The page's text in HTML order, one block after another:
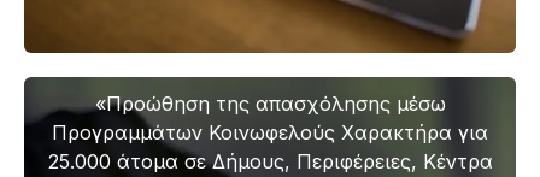
«Προώθηση της απασχόλησης μέσω
Προγραμμάτων Κοινωφελούς Χαρακτήρα για
25.000 άτομα σε Δήμους, Περιφέρειες, Κέντρα